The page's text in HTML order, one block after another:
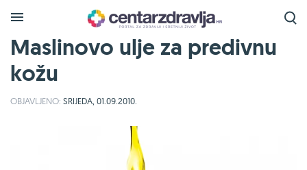
Maslinovo ulje za predivnu
kožu
OBJAVLJENO: SRIJEDA, 01.09.2010.